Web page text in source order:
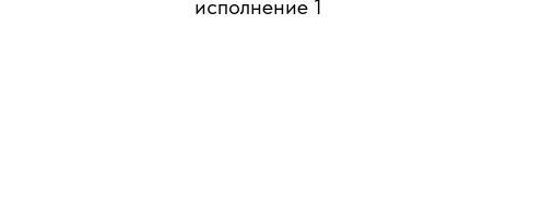
исполнение 1